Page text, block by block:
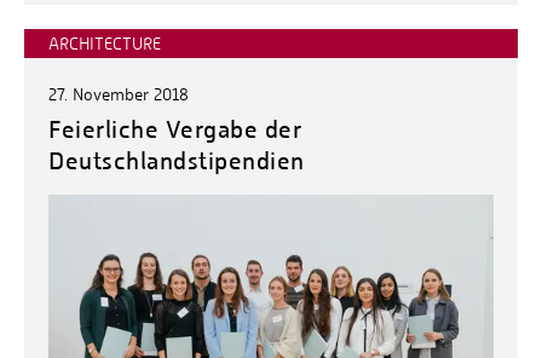
ARCHITECTURE
27. November 2018
Feierliche Vergabe der
Deutschlandstipendien